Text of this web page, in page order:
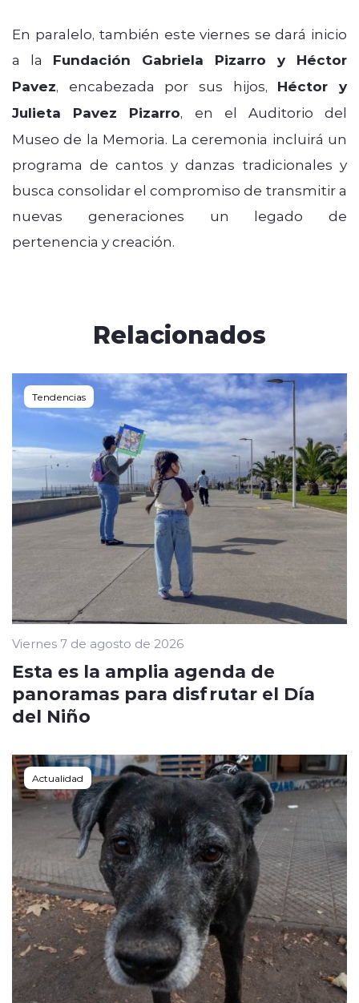
En paralelo, también este viernes se dará inicio
a la Fundación Gabriela Pizarro y Héctor
Pavez, encabezada por sus hijos, Héctor y
Julieta Pavez Pizarro, en el Auditorio del
Museo de la Memoria. La ceremonia incluirá un
programa de cantos y danzas tradicionales y
busca consolidar el compromiso de transmitir a
nuevas generaciones un legado de
pertenencia y creación.
Relacionados
Tendencias
Viernes 7 de agosto de 2026
Esta es la amplia agenda de
panoramas para disfrutar el Día
del Niño
Actualidad